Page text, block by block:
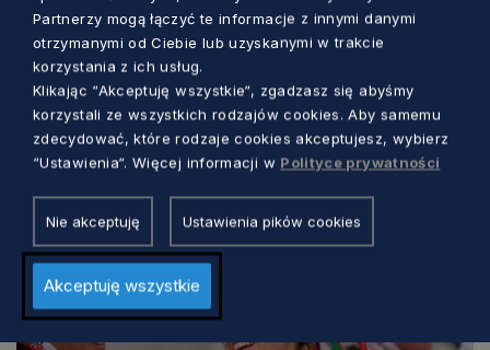
KULTURA
Trzy dni kina, rozmów i spotkań nad
morzem. Wyjątkowy festiwal w Jastarni
Partnerzy mogą łączyć te informacje z innymi danymi
otrzymanymi od Ciebie lub uzyskanymi w trakcie
korzystania z ich usług.
Klikając “Akceptuję wszystkie“, zgadzasz się abyśmy
korzystali ze wszystkich rodzajów cookies. Aby samemu
zdecydować, które rodzaje cookies akceptujesz, wybierz
“Ustawienia“. Więcej informacji w Polityce prywatności
Nie akceptuję Ustawienia pików cookies
Akceptuję wszystkie